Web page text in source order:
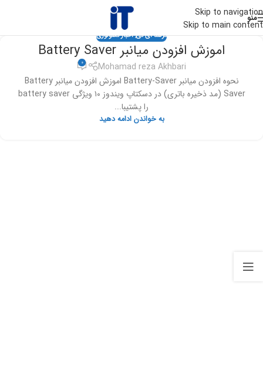
Skip to navigation
Skip to main content
منو
ترفند آی تی,اخبار تکنولوژی
اموزش افزودن میانبر Battery Saver
Mohamad reza Akhbari
0
نحوه افزودن میانبر Battery-Saver اموزش افزودن میانبر Battery
Saver (مد ذخیره باتری) در دسکتاپ ویندوز ۱۰ ویژگی battery saver
را پشتیبا...
به خواندن ادامه دهید